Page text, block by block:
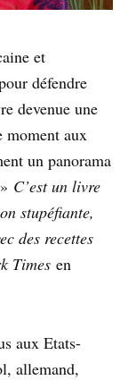
et
défendre
devenue une
moment aux
un panorama
C’est un livre
stupéfiante,
des recettes
Times en
aux Etats-
allemand,